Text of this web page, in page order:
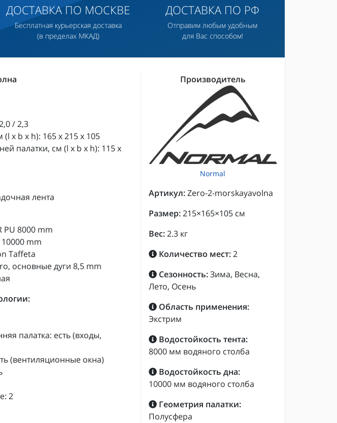
ДОСТАВКА ПО МОСКВЕ
Бесплатная курьерская доставка
(в пределах МКАД)
ДОСТАВКА ПО РФ
Отправим любым удобным
для Вас способом!
/ 2,3
x b x h): 165 х 215 х 105
палатки, см (l x b x h): 115 х
лента
PU 8000 mm
mm
Taffeta
основные дуги 8,5 mm
палатка: есть (входы,
(вентиляционные окна)
2
Производитель
Normal
Артикул:Zero-2-morskayavolna
Размер:215×165×105 см
Вес:2.3 кг
Количество мест:2
Сезонность:Зима, Весна,
Лето, Осень
Область применения:
Экстрим
Водостойкость тента:
8000 мм водяного столба
Водостойкость дна:
10000 мм водяного столба
Геометрия палатки:
Полусфера